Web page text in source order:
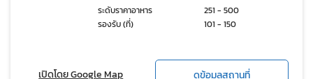
ระดับราคาอาหาร
251 - 500
รองรับ (ที่)
101 - 150
เปิดโดย Google Map ดูข้อมูลสถานที่